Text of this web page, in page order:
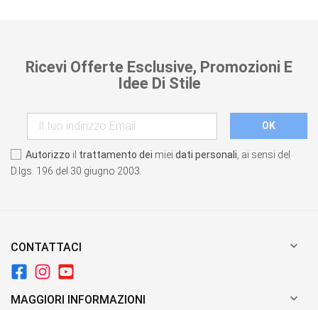
Ricevi Offerte Esclusive, Promozioni E
Idee Di Stile
Autorizzo il trattamento dei miei dati personali , ai sensi del
D.lgs. 196 del 30 giugno 2003.
CONTATTACI 
MAGGIORI INFORMAZIONI 